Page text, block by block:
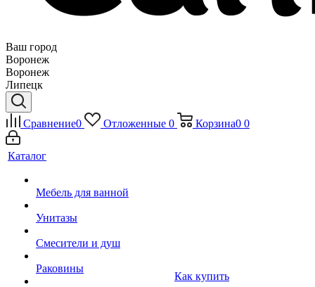
Ваш город
Воронеж
Воронеж
Липецк
Сравнение0 Отложенные 0 Корзина0 0
Каталог
Мебель для ванной
Унитазы
Смесители и душ
Раковины
Как купить